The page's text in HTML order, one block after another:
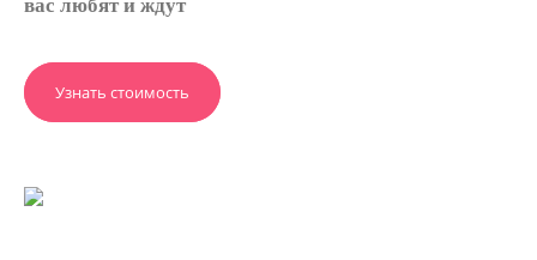
вас любят и ждут
Узнать стоимость